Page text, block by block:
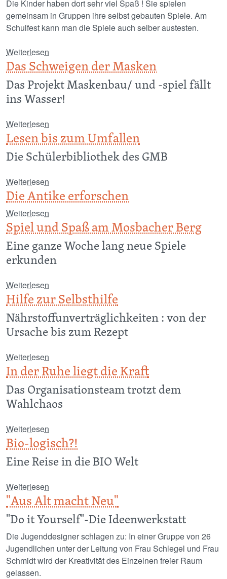
Die Kinder haben dort sehr viel Spaß ! Sie spielen
gemeinsam in Gruppen ihre selbst gebauten Spiele. Am
Schulfest kann man die Spiele auch selber austesten.
Weiterlesen
Das Schweigen der Masken
Das Projekt Maskenbau/ und -spiel fällt
ins Wasser!
Weiterlesen
Lesen bis zum Umfallen
Die Schülerbibliothek des GMB
Weiterlesen
Die Antike erforschen
Weiterlesen
Spiel und Spaß am Mosbacher Berg
Eine ganze Woche lang neue Spiele
erkunden
Weiterlesen
Hilfe zur Selbsthilfe
Nährstoffunverträglichkeiten : von der
Ursache bis zum Rezept
Weiterlesen
In der Ruhe liegt die Kraft
Das Organisationsteam trotzt dem
Wahlchaos
Weiterlesen
Bio-logisch?!
Eine Reise in die BIO Welt
Weiterlesen
"Aus Alt macht Neu"
"Do it Yourself"-Die Ideenwerkstatt
Die Jugenddesigner schlagen zu: In einer Gruppe von 26
Jugendlichen unter der Leitung von Frau Schlegel und Frau
Schmidt wird der Kreativität des Einzelnen freier Raum
gelassen.